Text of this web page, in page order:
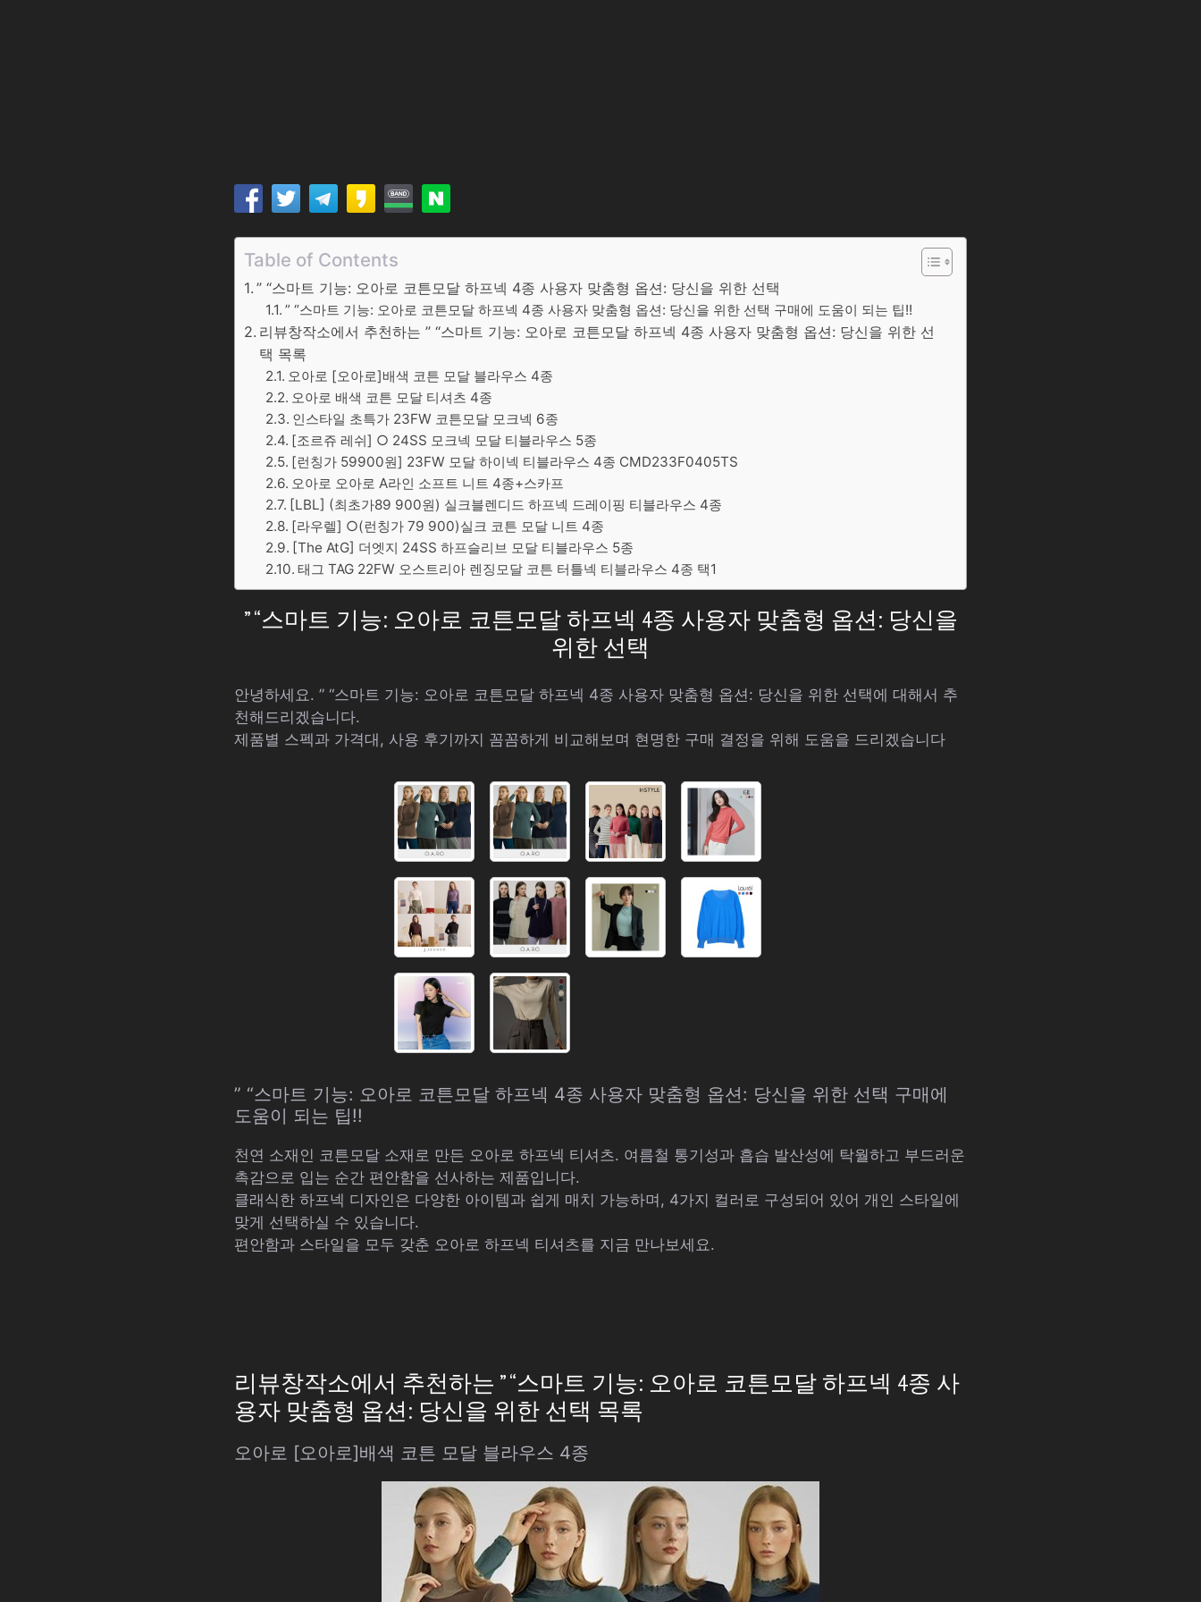
Table of Contents
” “스마트 기능: 오아로 코튼모달 하프넥 4종 사용자 맞춤형 옵션: 당신을 위한 선택
” “스마트 기능: 오아로 코튼모달 하프넥 4종 사용자 맞춤형 옵션: 당신을 위한 선택 구매에 도움이 되는 팁!!
리뷰창작소에서 추천하는 ” “스마트 기능: 오아로 코튼모달 하프넥 4종 사용자 맞춤형 옵션: 당신을 위한 선
택 목록
오아로 [오아로]배색 코튼 모달 블라우스 4종
오아로 배색 코튼 모달 티셔츠 4종
인스타일 초특가 23FW 코튼모달 모크넥 6종
[조르쥬 레쉬] ○ 24SS 모크넥 모달 티블라우스 5종
[런칭가 59900원] 23FW 모달 하이넥 티블라우스 4종 CMD233F0405TS
오아로 오아로 A라인 소프트 니트 4종+스카프
[LBL] (최초가89 900원) 실크블렌디드 하프넥 드레이핑 티블라우스 4종
[라우렐] ○(런칭가 79 900)실크 코튼 모달 니트 4종
[The AtG] 더엣지 24SS 하프슬리브 모달 티블라우스 5종
태그 TAG 22FW 오스트리아 렌징모달 코튼 터틀넥 티블라우스 4종 택1
” “스마트 기능: 오아로 코튼모달 하프넥 4종 사용자 맞춤형 옵션: 당신을
위한 선택
안녕하세요. ” “스마트 기능: 오아로 코튼모달 하프넥 4종 사용자 맞춤형 옵션: 당신을 위한 선택에 대해서 추
천해드리겠습니다.
제품별 스펙과 가격대, 사용 후기까지 꼼꼼하게 비교해보며 현명한 구매 결정을 위해 도움을 드리겠습니다
” “스마트 기능: 오아로 코튼모달 하프넥 4종 사용자 맞춤형 옵션: 당신을 위한 선택 구매에
도움이 되는 팁!!
천연 소재인 코튼모달 소재로 만든 오아로 하프넥 티셔츠. 여름철 통기성과 흡습 발산성에 탁월하고 부드러운
촉감으로 입는 순간 편안함을 선사하는 제품입니다.
클래식한 하프넥 디자인은 다양한 아이템과 쉽게 매치 가능하며, 4가지 컬러로 구성되어 있어 개인 스타일에
맞게 선택하실 수 있습니다.
편안함과 스타일을 모두 갖춘 오아로 하프넥 티셔츠를 지금 만나보세요.
리뷰창작소에서 추천하는 ” “스마트 기능: 오아로 코튼모달 하프넥 4종 사
용자 맞춤형 옵션: 당신을 위한 선택 목록
오아로 [오아로]배색 코튼 모달 블라우스 4종